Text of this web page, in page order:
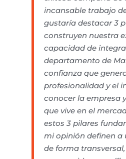
incansable trabajo
gustaría destacar 3
construyen nuestra
capacidad de
departamento de
confianza que
profesionalidad y el
conocer la empresa
que vive en el
estos 3 pilares
mi opinión definen a
de forma